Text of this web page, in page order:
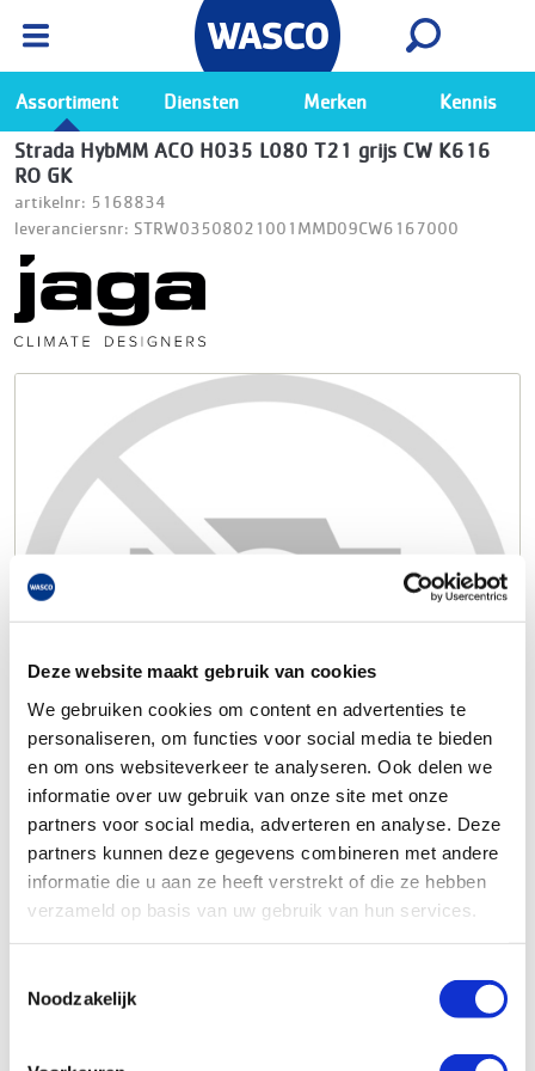
Deze website maakt gebruik van cookies
We gebruiken cookies om content en advertenties te
personaliseren, om functies voor social media te bieden
en om ons websiteverkeer te analyseren. Ook delen we
informatie over uw gebruik van onze site met onze
partners voor social media, adverteren en analyse. Deze
partners kunnen deze gegevens combineren met andere
informatie die u aan ze heeft verstrekt of die ze hebben
verzameld op basis van uw gebruik van hun services.
Noodzakelijk
Ga naar de Wasco app
Bekijk
Assortiment Diensten Merken Kennis
Strada HybMM ACO H035 L080 T21 grijs CW K616
RO GK
artikelnr: 5168834
leveranciersnr: STRW03508021001MMD09CW6167000